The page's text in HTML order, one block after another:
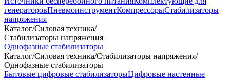
генераторовПневмоинструментКомпрессорыСтабилизаторы
напряжения
Каталог/Силовая техника/
Стабилизаторы напряжения
Однофазные стабилизаторы
Каталог/Силовая техника/Стабилизаторы напряжения/
Однофазные стабилизаторы
Бытовые цифровые стабилизаторыЦифровые настенные